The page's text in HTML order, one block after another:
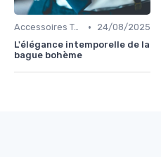
Accessoires Tendance •
24/08/2025
L'élégance intemporelle de la
bague bohème